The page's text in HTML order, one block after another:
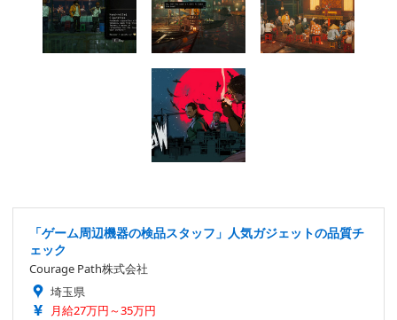
「ゲーム周辺機器の検品スタッフ」人気ガジェットの品質チ
ェック
Courage Path株式会社
埼玉県
月給27万円～35万円